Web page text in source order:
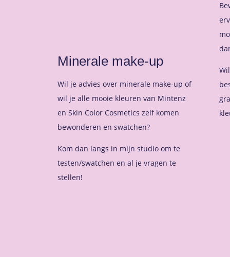
Minerale make-up
Wil je advies over minerale make-up of
wil je alle mooie kleuren van Mintenz
en Skin Color Cosmetics zelf komen
bewonderen en swatchen?
Kom dan langs in mijn studio om te
testen/swatchen en al je vragen te
stellen!